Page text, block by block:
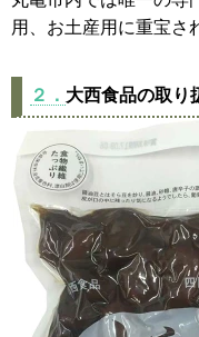
用、お土産用に重宝さ
２． 大西食品の取り